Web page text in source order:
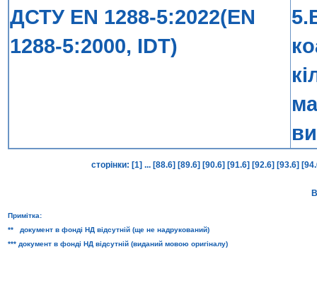
ДСТУ EN 1288-5:2022(EN
1288-5:2000, IDT)
сторінки: [1] ...[88.6] [89.6] [90.6] [91.6] [92.6] [93.6]
Примітка:
** документ в фонді НД відсутній (ще не надрукований)
*** документ в фонді НД відсутній (виданий мовою оригіналу)